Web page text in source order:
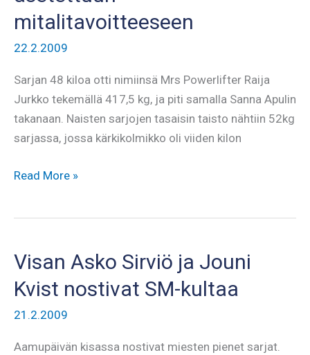
mitalitavoitteeseen
22.2.2009
Sarjan 48 kiloa otti nimiinsä Mrs Powerlifter Raija
Jurkko tekemällä 417,5 kg, ja piti samalla Sanna Apulin
takanaan. Naisten sarjojen tasaisin taisto nähtiin 52kg
sarjassa, jossa kärkikolmikko oli viiden kilon
Helena
asetettuun
mitalitavoitteeseen
Read More »
Visan Asko Sirviö ja Jouni
Kvist nostivat SM-kultaa
21.2.2009
Aamupäivän kisassa nostivat miesten pienet sarjat.